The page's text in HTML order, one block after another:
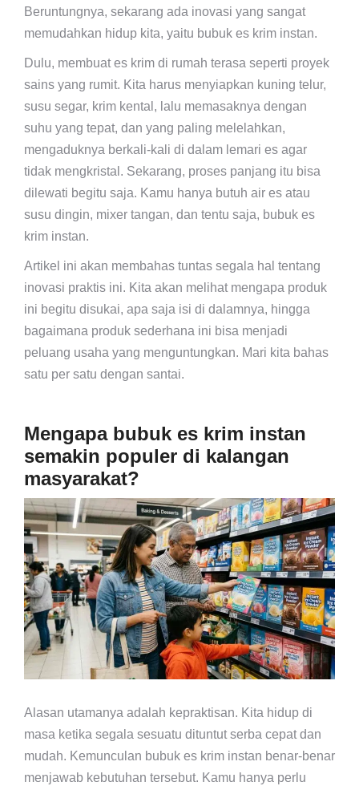
Beruntungnya, sekarang ada inovasi yang sangat
memudahkan hidup kita, yaitu bubuk es krim instan.
Dulu, membuat es krim di rumah terasa seperti proyek
sains yang rumit. Kita harus menyiapkan kuning telur,
susu segar, krim kental, lalu memasaknya dengan
suhu yang tepat, dan yang paling melelahkan,
mengaduknya berkali-kali di dalam lemari es agar
tidak mengkristal. Sekarang, proses panjang itu bisa
dilewati begitu saja. Kamu hanya butuh air es atau
susu dingin, mixer tangan, dan tentu saja, bubuk es
krim instan.
Artikel ini akan membahas tuntas segala hal tentang
inovasi praktis ini. Kita akan melihat mengapa produk
ini begitu disukai, apa saja isi di dalamnya, hingga
bagaimana produk sederhana ini bisa menjadi
peluang usaha yang menguntungkan. Mari kita bahas
satu per satu dengan santai.
Mengapa bubuk es krim instan
semakin populer di kalangan
masyarakat?
Alasan utamanya adalah kepraktisan. Kita hidup di
masa ketika segala sesuatu dituntut serba cepat dan
mudah. Kemunculan bubuk es krim instan benar-benar
menjawab kebutuhan tersebut. Kamu hanya perlu